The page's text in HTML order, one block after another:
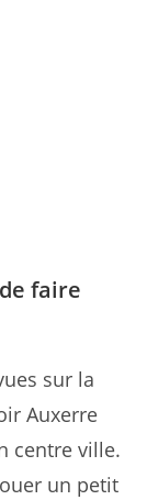
faire
sur la
Auxerre
centre ville.
un petit